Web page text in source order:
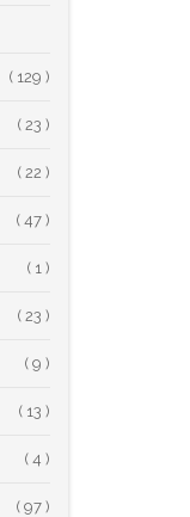
(
(
(
(
(
(
(
(
(
(